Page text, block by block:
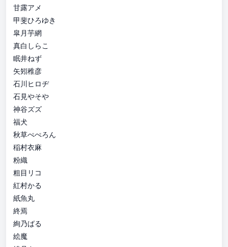
甘露アメ
甲斐ひろゆき
皐月芋網
真白しらこ
眠井ねず
矢矧稚彦
石川ヒロヂ
石見やそや
神谷ズズ
福犬
秋草ぺぺろん
稲村衣麻
粉織
粗目リコ
紅村かる
紙魚丸
終焉
絢乃ばる
絵魔